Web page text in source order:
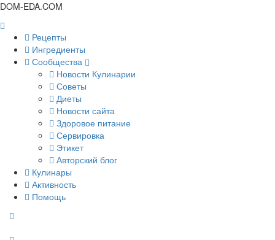
DOM-EDA.COM
Рецепты
Ингредиенты
Сообщества
Новости Кулинарии
Советы
Диеты
Новости сайта
Здоровое питание
Сервировка
Этикет
Авторский блог
Кулинары
Активность
Помощь